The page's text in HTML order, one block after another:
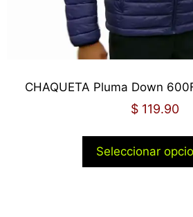
CHAQUETA Pluma Down
$ 119.90
Seleccionar